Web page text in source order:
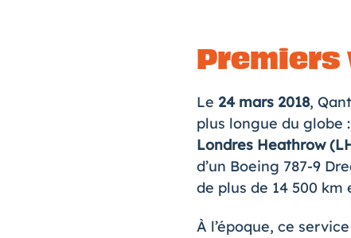
Premiers
Le 24 mars 2018,
plus longue du globe
Londres Heathrow
d’un Boeing 787-9
de plus de 14 500 km
À l’époque, ce